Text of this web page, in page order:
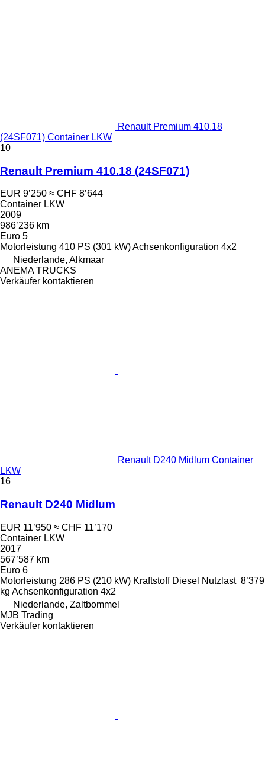
Renault Premium 410.18
(24SF071) Container LKW
10
Renault Premium 410.18 (24SF071)
EUR 9’250 ≈ CHF 8’644
Container LKW
2009
986’236 km
Euro 5
Motorleistung 410 PS (301 kW)Achsenkonfiguration 4x2
Niederlande, Alkmaar
ANEMA TRUCKS
Verkäufer kontaktieren
Renault D240 Midlum Container
LKW
16
Renault D240 Midlum
EUR 11’950 ≈ CHF 11’170
Container LKW
2017
567’587 km
Euro 6
Motorleistung 286 PS (210 kW) Kraftstoff Diesel Nutzlast 8’379
kg Achsenkonfiguration 4x2
Niederlande, Zaltbommel
MJB Trading
Verkäufer kontaktieren